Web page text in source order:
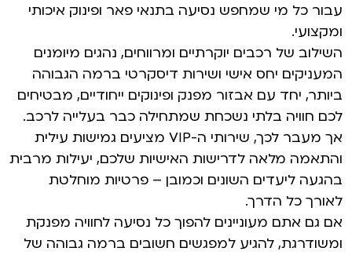
עבור כל מי שמחפש נסיעה בתנאי פאר ופינוק איכותי
ומקצועי.
השילוב של רכבים יוקרתיים ומרווחים, נהגים מיומנים
המעניקים יחס אישי ושירות דיסקרטי ברמה הגבוהה
ביותר, יחד עם אבזור מפנק ופינוקים ייחודיים, מבטיחים
לכם חוויה בלתי נשכחת שמתחילה כבר בעלייה לרכב.
אך מעבר לכך, שירותי ה-VIP מציעים גמישות עילית
והתאמה מלאה לדרישות האישיות שלכם, יעילות מרבית
בהגעה ליעדים השונים וכמובן – פרטיות מוחלטת
לאורך כל הדרך.
אם גם אתם מעוניינים להפוך כל נסיעה לחוויה מפנקת
ומשודרגת, להגיע למפגשים חשובים ברמה גבוהה של